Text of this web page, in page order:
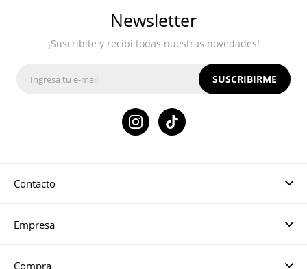
Contacto
Empresa
Compra
Newsletter
¡Suscribite y recibí todas nuestras novedades!
SUSCRIBIRME
